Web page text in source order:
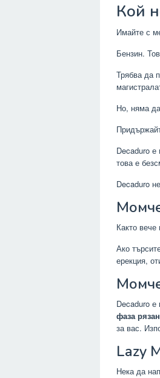
Кой
Имайте с
Бензин.
Трябва да
Но, няма
Decaduro
това е
Decaduro
Както
Ако
ерекция,
Decaduro е
фаза
за вас.
Lazy
Нека да